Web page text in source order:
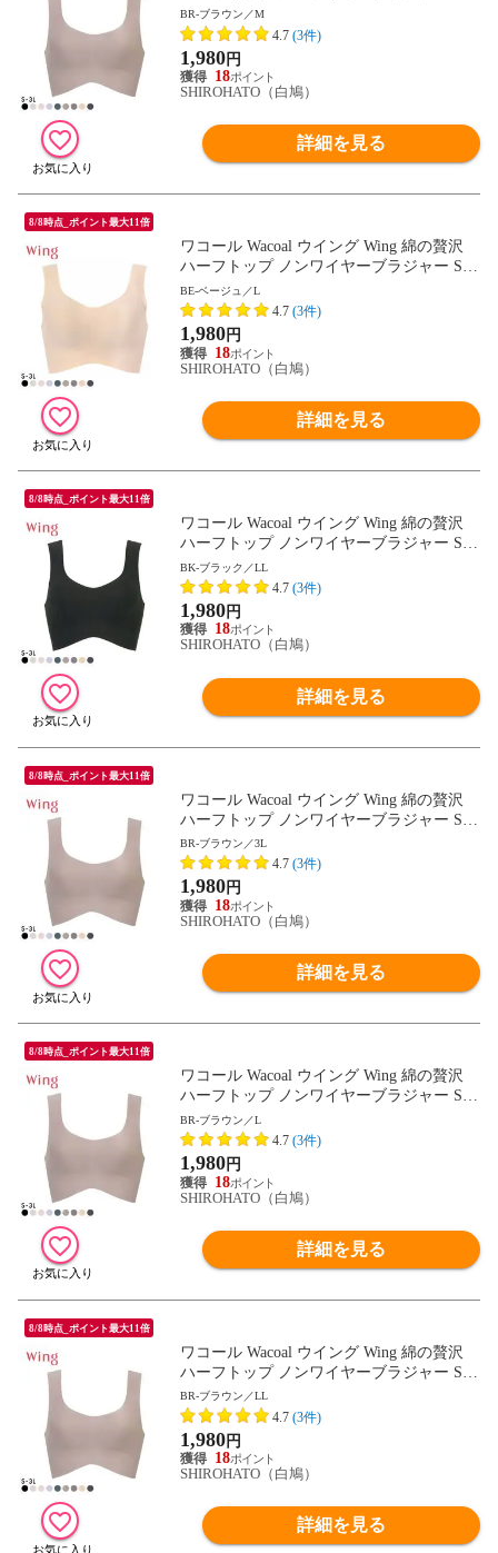
L ワイヤレスブラ 耐静電気 吸放湿
BR-ブラウン／M
4.7 (3件)
1,980円
18
SHIROHATO（白鳩）
詳細を見る
8/8時点_ポイント最大11倍
ワコール Wacoal ウイング Wing 綿の贅沢
ハーフトップ ノンワイヤーブラジャー S-3
L ワイヤレスブラ 耐静電気 吸放湿
BE-ベージュ／L
4.7 (3件)
1,980円
18
SHIROHATO（白鳩）
詳細を見る
8/8時点_ポイント最大11倍
ワコール Wacoal ウイング Wing 綿の贅沢
ハーフトップ ノンワイヤーブラジャー S-3
L ワイヤレスブラ 耐静電気 吸放湿
BK-ブラック／LL
4.7 (3件)
1,980円
18
SHIROHATO（白鳩）
詳細を見る
8/8時点_ポイント最大11倍
ワコール Wacoal ウイング Wing 綿の贅沢
ハーフトップ ノンワイヤーブラジャー S-3
L ワイヤレスブラ 耐静電気 吸放湿
BR-ブラウン／3L
4.7 (3件)
1,980円
18
SHIROHATO（白鳩）
詳細を見る
8/8時点_ポイント最大11倍
ワコール Wacoal ウイング Wing 綿の贅沢
ハーフトップ ノンワイヤーブラジャー S-3
L ワイヤレスブラ 耐静電気 吸放湿
BR-ブラウン／L
4.7 (3件)
1,980円
18
SHIROHATO（白鳩）
詳細を見る
8/8時点_ポイント最大11倍
ワコール Wacoal ウイング Wing 綿の贅沢
ハーフトップ ノンワイヤーブラジャー S-3
L ワイヤレスブラ 耐静電気 吸放湿
BR-ブラウン／LL
4.7 (3件)
1,980円
18
SHIROHATO（白鳩）
詳細を見る